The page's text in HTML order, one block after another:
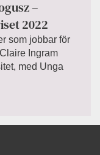
–
2022
som jobbar för
Ingram
med Unga